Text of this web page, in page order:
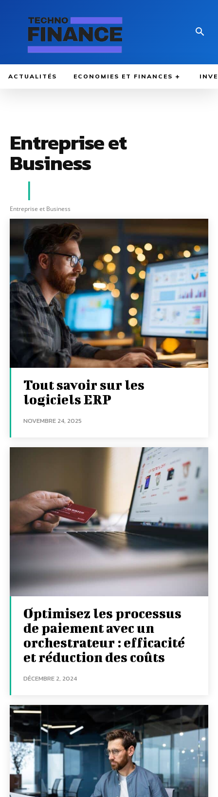
ACTUALITÉS ECONOMIES ET FINANCES
Entreprise et
Business
Entreprise et Business
Tout savoir sur les
logiciels ERP
NOVEMBRE 24, 2025
Optimisez les processus
de paiement avec un
orchestrateur : efficacité
et réduction des coûts
DÉCEMBRE 2, 2024